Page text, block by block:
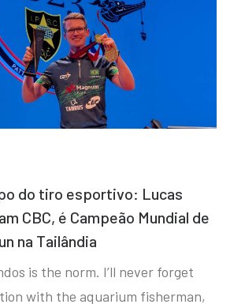
do tiro esportivo: Lucas
CBC, é Campeão Mundial de
na Tailândia
is the norm. I’ll never forget
with the aquarium fisherman,